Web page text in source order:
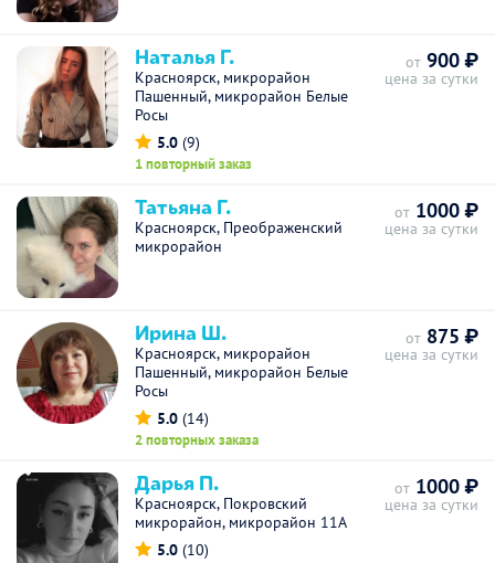
Наталья Г.
Красноярск, микрорайон
Пашенный, микрорайон Белые
Росы
5.0 (9)
1 повторный заказ
от 900 ₽
цена за сутки
Татьяна Г.
Красноярск, Преображенский
микрорайон
от 1000 ₽
цена за сутки
Ирина Ш.
Красноярск, микрорайон
Пашенный, микрорайон Белые
Росы
5.0 (14)
2 повторных заказа
от 875 ₽
цена за сутки
Дарья П.
Красноярск, Покровский
микрорайон, микрорайон 11А
5.0 (10)
от 1000 ₽
цена за сутки